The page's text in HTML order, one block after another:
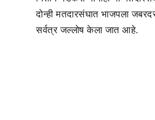
दोन्ही मतदारसंघात भाजपला
सर्वत्र जल्लोष केला जात आहे.